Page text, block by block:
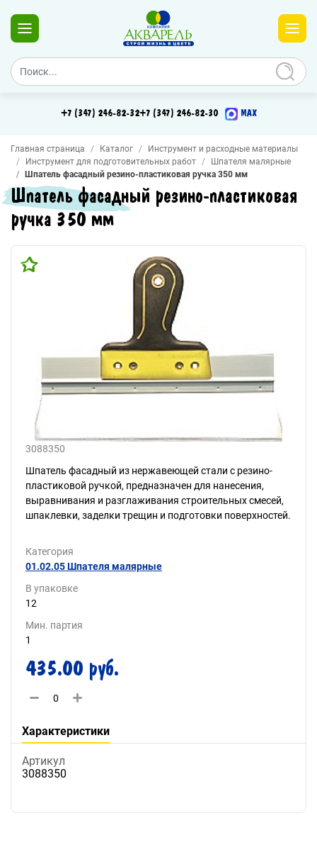
+7 (347) 246-82-32+7 (347) 246-82-30 MAX
Главная страница Каталог
Инструмент и расходные материалы
Инструмент для подготовительных работ
Шпателя малярные
Шпатель фасадный резино-пластиковая ручка 350 мм
Шпатель фасадный резино-пластиковая
ручка 350 мм
3088350
Шпатель фасадный из нержавеющей стали с резино-
пластиковой ручкой, предназначен для нанесения,
выравнивания и разглаживания строительных смесей,
шпаклевки, заделки трещин и подготовки поверхностей.
Категория
01.02.05 Шпателя малярные
В упаковке
12
Мин. партия
1
435.00 руб.
Характеристики
Артикул
3088350